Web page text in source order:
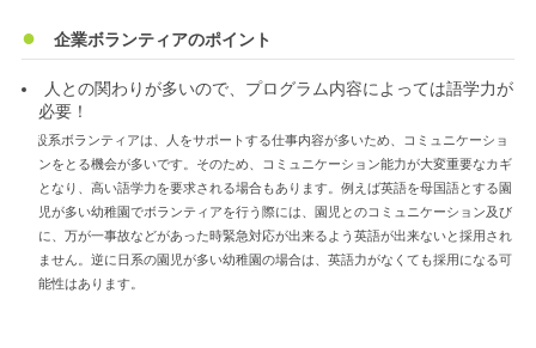
企業ボランティアのポイント
人との関わりが多いので、プログラム内容によっては語学力が
必要！
施設系ボランティアは、人をサポートする仕事内容が多いため、コミュニケーショ
ンをとる機会が多いです。そのため、コミュニケーション能力が大変重要なカギ
となり、高い語学力を要求される場合もあります。例えば英語を母国語とする園
児が多い幼稚園でボランティアを行う際には、園児とのコミュニケーション及び
に、万が一事故などがあった時緊急対応が出来るよう英語が出来ないと採用され
ません。逆に日系の園児が多い幼稚園の場合は、英語力がなくても採用になる可
能性はあります。